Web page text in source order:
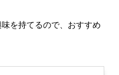
を持てるので、おすすめ